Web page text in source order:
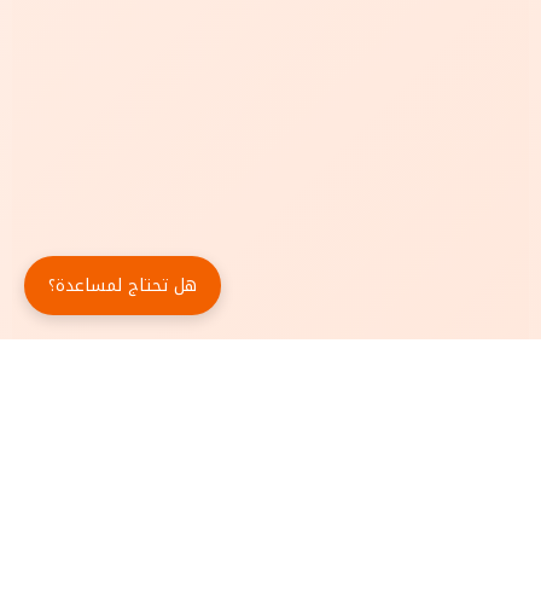
هل تحتاج لمساعدة؟